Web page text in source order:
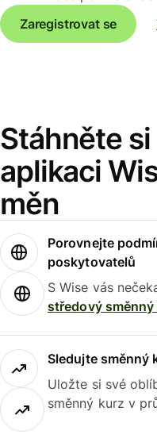
Zaregistrovat se
Stáhněte
aplikaci
měn
Porovnejte
poskytovatelů
S Wise vás
středový
Sledujte směnný
Uložte si své
směnný kurz v